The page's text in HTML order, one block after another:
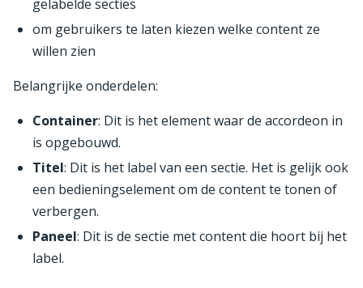
gelabelde secties
om gebruikers te laten kiezen welke content ze
willen zien
Belangrijke onderdelen:
Container: Dit is het element waar de accordeon in
is opgebouwd.
Titel: Dit is het label van een sectie. Het is gelijk ook
een bedieningselement om de content te tonen of
verbergen.
Paneel: Dit is de sectie met content die hoort bij het
label.